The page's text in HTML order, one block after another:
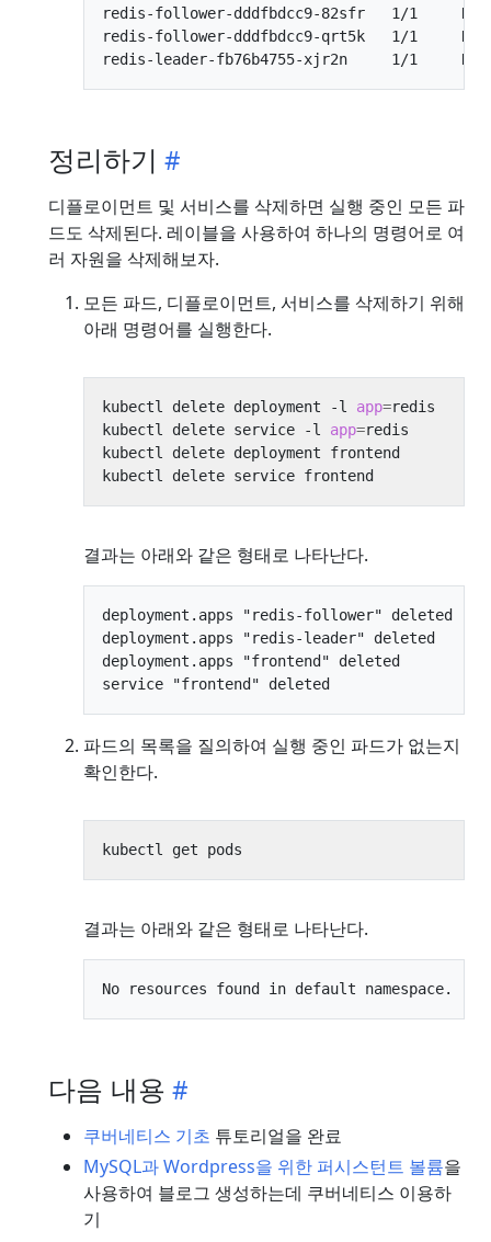
redis-follower-dddfbdcc9-82sfr   1/1
redis-follower-dddfbdcc9-qrt5k   1/1
정리하기
디플로이먼트 및 서비스를 삭제하면 실행 중인 모든 파
드도 삭제된다. 레이블을 사용하여 하나의 명령어로 여
러 자원을 삭제해보자.
모든 파드, 디플로이먼트, 서비스를 삭제하기 위해
아래 명령어를 실행한다.
kubectl delete deployment -l app=
kubectl delete service -l app=
결과는 아래와 같은 형태로 나타난다.
deployment.apps "redis-follower" deleted
deployment.apps "redis-leader" deleted
deployment.apps "frontend" deleted
파드의 목록을 질의하여 실행 중인 파드가 없는지
확인한다.
결과는 아래와 같은 형태로 나타난다.
다음 내용
쿠버네티스 기초 튜토리얼을 완료
MySQL과 Wordpress을 위한 퍼시스턴트 볼륨을
사용하여 블로그 생성하는데 쿠버네티스 이용하
기